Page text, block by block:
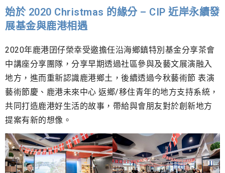
始於 2020 Christmas 的緣分 – CIP 近岸永續發
展基金與鹿港相遇
2020年鹿港囝仔榮幸受邀擔任沿海鄉鎮特別基金分享茶會
中講座分享團隊，分享早期透過社區參與及藝文展演融入
地方，進而重新認識鹿港鄉土，後續透過今秋藝術節 表演
藝術節慶、鹿港未來中心 返鄉/移住青年的地方支持系統，
共同打造鹿港好生活的故事，帶給與會朋友對於創新地方
提案有新的想像。